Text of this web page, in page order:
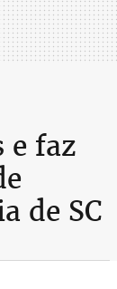
e faz
de SC